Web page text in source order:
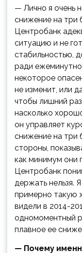
— Лично я очень
снижение на три
Центробанк
ситуацию и не
стабильностью,
ради
некоторое
не изменит, или
чтобы лишний
насколько
он управляет
снижение на три
стороны,
как минимум они
Центробанк
держать нельзя.
примерно такую
видели в 2014-
одномоментный
плавное ее
— Почему